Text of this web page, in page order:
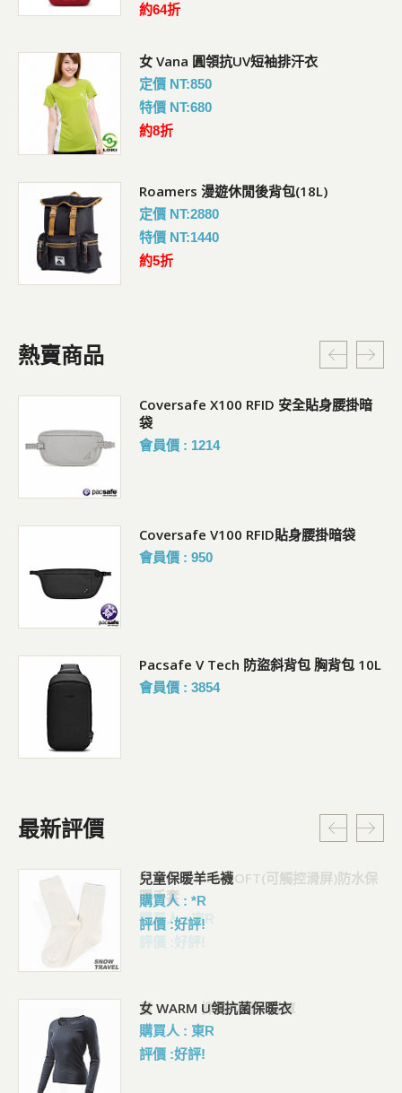
約64折
女 Vana 圓領抗UV短袖排汗衣
定價 NT:850
特價 NT:680
約8折
Roamers 漫遊休閒後背包(18L)
定價 NT:2880
特價 NT:1440
約5折
熱賣商品
Coversafe X100 RFID 安全貼身腰掛暗
袋
會員價 : 1214
Coversafe V100 RFID貼身腰掛暗袋
會員價 : 950
Pacsafe V Tech 防盜斜背包 胸背包 10L
會員價 : 3854
最新評價
KORUS PRIMALOFT(可觸控滑屏)防水保
暖手套
購買人 : 東R
童 WARM 抑菌內搭保暖褲
購買人 : 東R
評價 :好評!